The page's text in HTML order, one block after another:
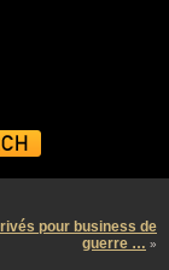
pour business de
guerre … »